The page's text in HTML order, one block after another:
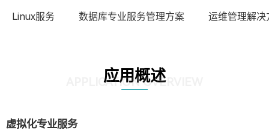
Linux服务 数据库专业服务管理方案 运维管理解决
应用概述
APPLICATION OVERVIEW
虚拟化专业服务